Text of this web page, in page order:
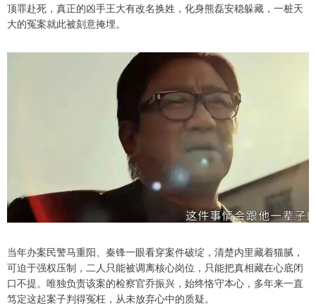
顶罪赴死，真正的凶手王大有改名换姓，化身熊磊安稳躲藏，一桩天
大的冤案就此被刻意掩埋。
当年办案民警马重阳、秦锋一眼看穿案件破绽，清楚内里藏着猫腻，
可迫于强权压制，二人只能被调离核心岗位，只能把真相藏在心底闭
口不提。唯独负责该案的检察官乔振兴，始终恪守本心，多年来一直
笃定这起案子判得冤枉，从未放弃心中的质疑。